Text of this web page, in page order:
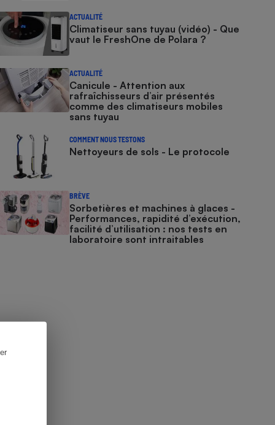
ACTUALITÉ
Climatiseur sans tuyau (vidéo) - Que
vaut le FreshOne de Polara ?
ACTUALITÉ
Canicule - Attention aux
rafraîchisseurs d’air présentés
comme des climatiseurs mobiles
sans tuyau
COMMENT NOUS TESTONS
Nettoyeurs de sols - Le protocole
BRÈVE
Sorbetières et machines à glaces​​​​​​ -
Performances, rapidité d’exécution,
facilité d’utilisation : nos tests en
laboratoire sont intraitables